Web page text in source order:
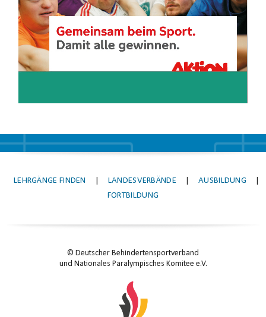
LEHRGÄNGE FINDEN LANDESVERBÄNDE AUSBILDUNG
FORTBILDUNG
© Deutscher Behindertensportverband
und Nationales Paralympisches Komitee e.V.